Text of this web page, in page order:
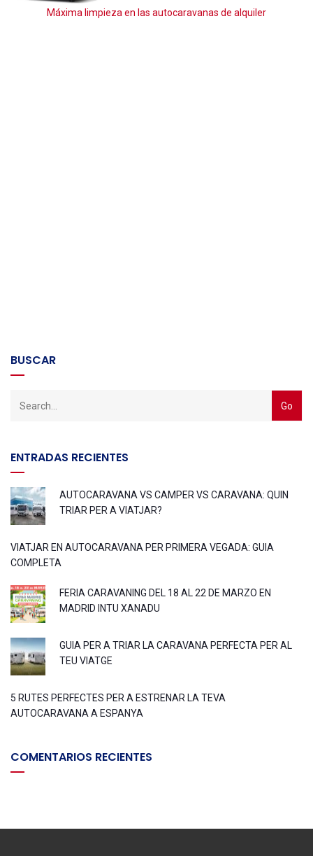
Máxima limpieza en las autocaravanas de alquiler
BUSCAR
ENTRADAS RECIENTES
AUTOCARAVANA VS CAMPER VS CARAVANA: QUIN
TRIAR PER A VIATJAR?
VIATJAR EN AUTOCARAVANA PER PRIMERA VEGADA: GUIA
COMPLETA
FERIA CARAVANING DEL 18 AL 22 DE MARZO EN
MADRID INTU XANADU
GUIA PER A TRIAR LA CARAVANA PERFECTA PER AL
TEU VIATGE
5 RUTES PERFECTES PER A ESTRENAR LA TEVA
AUTOCARAVANA A ESPANYA
COMENTARIOS RECIENTES